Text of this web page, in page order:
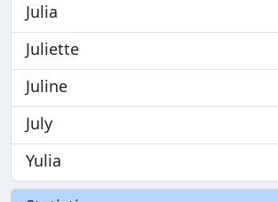
Julia
Juliette
Juline
July
Yulia